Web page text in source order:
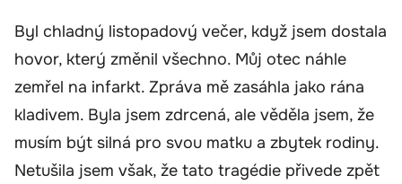
Byl chladný listopadový večer, když jsem dostala
hovor, který změnil všechno. Můj otec náhle
zemřel na infarkt. Zpráva mě zasáhla jako rána
kladivem. Byla jsem zdrcená, ale věděla jsem, že
musím být silná pro svou matku a zbytek rodiny.
Netušila jsem však, že tato tragédie přivede zpět